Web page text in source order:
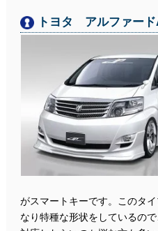
トヨタ アルファード
がスマートキーです。このタ
なり特種な形状をしているの